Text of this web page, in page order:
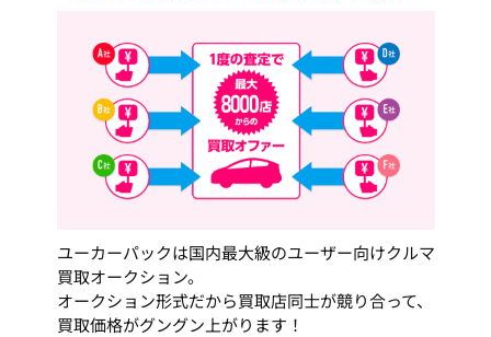
ユーカーパックは国内最大級のユーザー向けクルマ
買取オークション。
オークション形式だから買取店同士が競り合って、
買取価格がグングン上がります！